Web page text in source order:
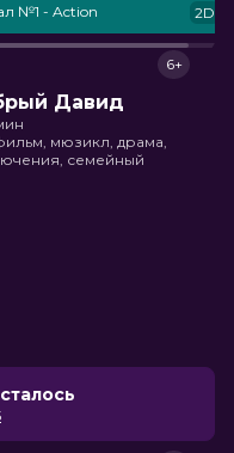
№1 - Action 2D
Давид
6+
мюзикл, драма,
семейный